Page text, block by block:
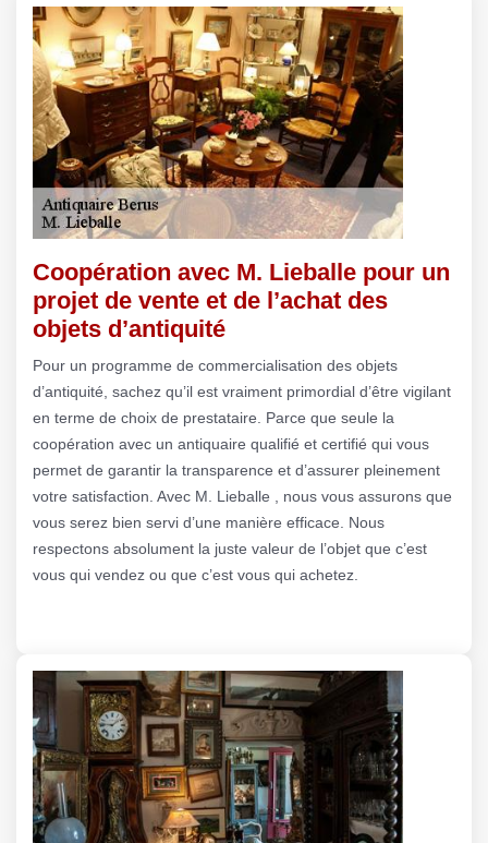
Coopération avec M. Lieballe pour un
projet de vente et de l’achat des
objets d’antiquité
Pour un programme de commercialisation des objets
d’antiquité, sachez qu’il est vraiment primordial d’être vigilant
en terme de choix de prestataire. Parce que seule la
coopération avec un antiquaire qualifié et certifié qui vous
permet de garantir la transparence et d’assurer pleinement
votre satisfaction. Avec M. Lieballe , nous vous assurons que
vous serez bien servi d’une manière efficace. Nous
respectons absolument la juste valeur de l’objet que c’est
vous qui vendez ou que c’est vous qui achetez.